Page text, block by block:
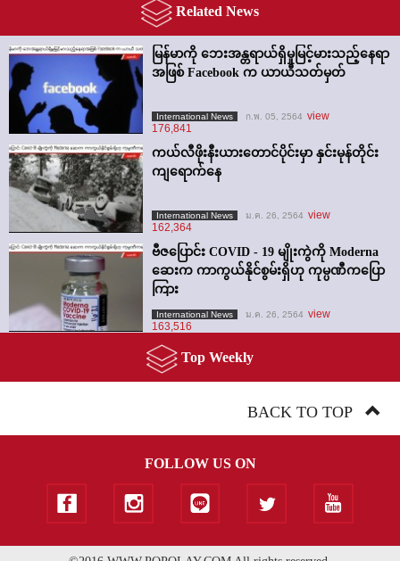
Related News
မြန်မာကို ဘေးအန္တရာယ်ရှိမှုမြင့်မားသည့်နေရာ
အဖြစ် Facebook က ယာယီသတ်မှတ်
International News ก.พ. 05, 2564 view
176,841
ကယ်လီဖိုးနီးယားတောင်ပိုင်းမှာ နှင်းမုန်တိုင်း
ကျရောက်နေ
International News ม.ค. 26, 2564 view
162,364
ဗီဇပြောင်း COVID - 19 မျိုးကွဲကို Moderna
ဆေးက ကာကွယ်နိုင်စွမ်းရှိဟု ကုမ္ပဏီကပြော
ကြား
International News ม.ค. 26, 2564 view
163,516
Top Weekly
BACK TO TOP
FOLLOW US ON